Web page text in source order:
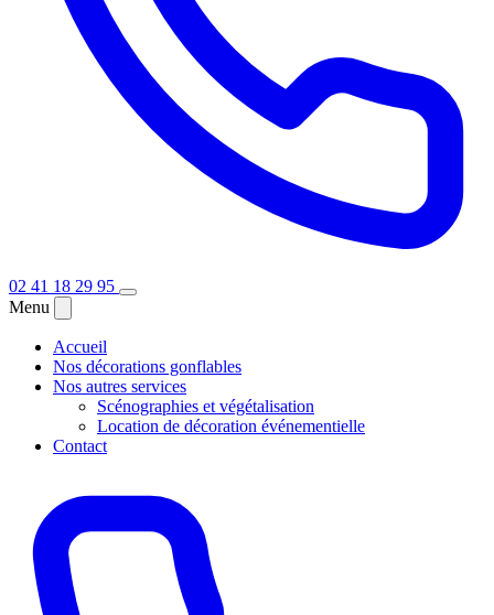
02 41 18 29 95
Menu
Accueil
Nos décorations gonflables
Nos autres services
Scénographies et végétalisation
Location de décoration événementielle
Contact